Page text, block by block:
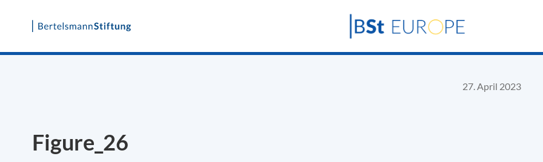
Skip
27. April 2023
Figure_26